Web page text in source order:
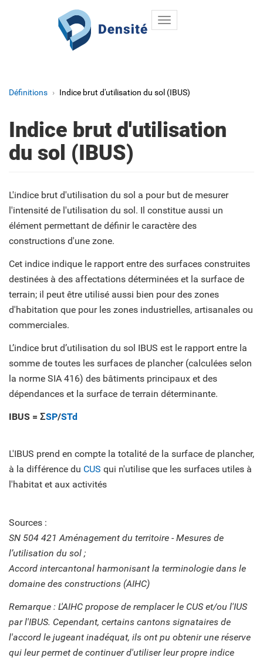
Aller au contenu principal
Toggle
Définitions Indice brut d'utilisation du sol (IBUS)
Indice brut d'utilisation
du sol (IBUS)
L'indice brut d'utilisation du sol a pour but de mesurer
l'intensité de l'utilisation du sol. Il constitue aussi un
élément permettant de définir le caractère des
constructions d'une zone.
Cet indice indique le rapport entre des surfaces construites
destinées à des affectations déterminées et la surface de
terrain; il peut être utilisé aussi bien pour des zones
d'habitation que pour les zones industrielles, artisanales ou
commerciales.
L’indice brut d’utilisation du sol IBUS est le rapport entre la
somme de toutes les surfaces de plancher (calculées selon
la norme SIA 416) des bâtiments principaux et des
dépendances et la surface de terrain déterminante.
IBUS = ΣSP/STd
L'IBUS prend en compte la totalité de la surface de plancher,
à la différence du CUS qui n'utilise que les surfaces utiles à
l'habitat et aux activités
Sources :
SN 504 421 Aménagement du territoire - Mesures de
l’utilisation du sol ;
Accord intercantonal harmonisant la terminologie dans le
domaine des constructions (AIHC)
Remarque : L'AIHC propose de remplacer le CUS et/ou l'IUS
par l'IBUS. Cependant, certains cantons signataires de
l'accord le jugeant inadéquat, ils ont pu obtenir une réserve
qui leur permet de continuer d'utiliser leur propre indice